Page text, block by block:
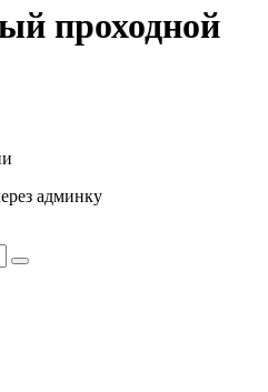
проходной
админку